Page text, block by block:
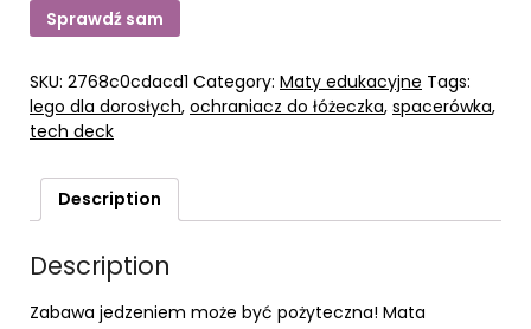
Sprawdź sam
SKU: 2768c0cdacd1 Category: Maty edukacyjne Tags:
lego dla dorosłych, ochraniacz do łóżeczka, spacerówka,
tech deck
Description
Description
Zabawa jedzeniem może być pożyteczna! Mata